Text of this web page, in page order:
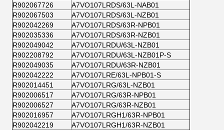
R902067726
A7VO107LRDS/63L-NAB01
R902067503
A7VO107LRDS/63L-NZB01
R902042269
A7VO107LRDS/63R-NPB01
R902035336
A7VO107LRDS/63R-NZB01
R902049042
A7VO107LRDU/63L-NZB01
R902208792
A7VO107LRDU/63L-NZB01P-S
R902049035
A7VO107LRDU/63R-NZB01
R902042222
A7VO107LRE/63L-NPB01-S
R902014451
A7VO107LRG/63L-NZB01
R902006517
A7VO107LRG/63R-NPB01
R902006527
A7VO107LRG/63R-NZB01
R902016957
A7VO107LRGH1/63R-NPB01
R902042219
A7VO107LRGH1/63R-NZB01